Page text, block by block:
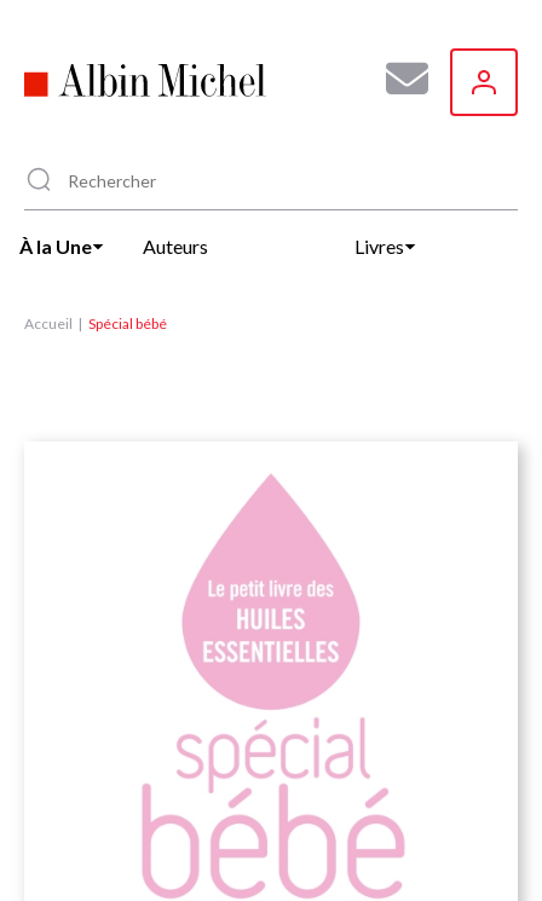
principal
À la Une Auteurs Livres
Accueil Spécial bébé